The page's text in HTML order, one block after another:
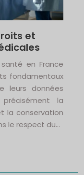
et
en France
fondamentaux
leurs données
la
la conservation
le respect du…